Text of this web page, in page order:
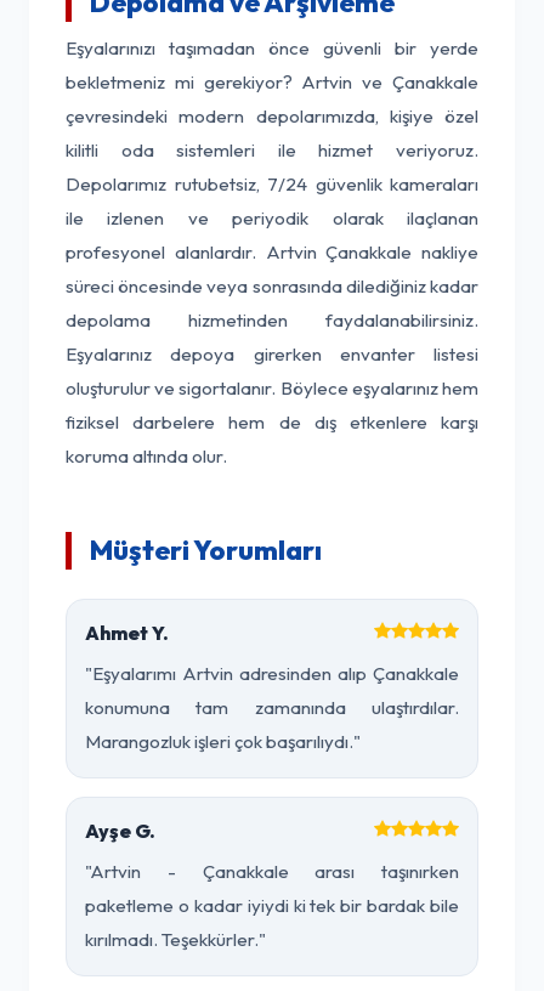
Eşyalarınızı taşımadan önce güvenli bir yerde
bekletmeniz mi gerekiyor? Artvin ve Çanakkale
çevresindeki modern depolarımızda, kişiye özel
kilitli oda sistemleri ile hizmet veriyoruz.
Depolarımız rutubetsiz, 7/24 güvenlik kameraları
ile izlenen ve periyodik olarak ilaçlanan
profesyonel alanlardır. Artvin Çanakkale nakliye
süreci öncesinde veya sonrasında dilediğiniz kadar
depolama hizmetinden faydalanabilirsiniz.
Eşyalarınız depoya girerken envanter listesi
oluşturulur ve sigortalanır. Böylece eşyalarınız hem
fiziksel darbelere hem de dış etkenlere karşı
koruma altında olur.
Müşteri Yorumları
Ahmet Y.
"Eşyalarımı Artvin adresinden alıp Çanakkale
konumuna tam zamanında ulaştırdılar.
Marangozluk işleri çok başarılıydı."
Ayşe G.
"Artvin - Çanakkale arası taşınırken
paketleme o kadar iyiydi ki tek bir bardak bile
kırılmadı. Teşekkürler."